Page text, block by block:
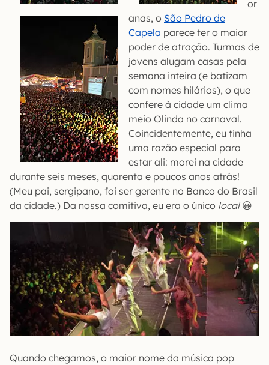
or
anas, o São Pedro de
Capela parece ter o maior
poder de atração. Turmas de
jovens alugam casas pela
semana inteira (e batizam
com nomes hilários), o que
confere à cidade um clima
meio Olinda no carnaval.
Coincidentemente, eu tinha
uma razão especial para
estar ali: morei na cidade
durante seis meses, quarenta e poucos anos atrás!
(Meu pai, sergipano, foi ser gerente no Banco do Brasil
da cidade.) Da nossa comitiva, eu era o único local😀
Quando chegamos, o maior nome da música pop